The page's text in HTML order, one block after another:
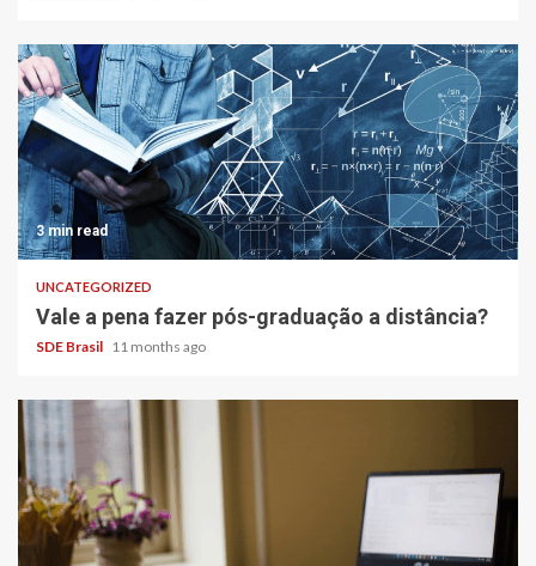
3 min read
UNCATEGORIZED
Vale a pena fazer pós-graduação a distância?
SDE Brasil 11 months ago